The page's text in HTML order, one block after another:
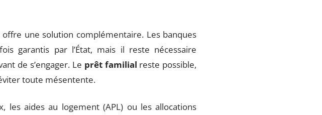
offre une solution complémentaire. Les banques
garantis par l’État, mais il reste nécessaire
de s’engager. Le prêt familial reste possible,
toute mésentente.
les aides au logement (APL) ou les allocations